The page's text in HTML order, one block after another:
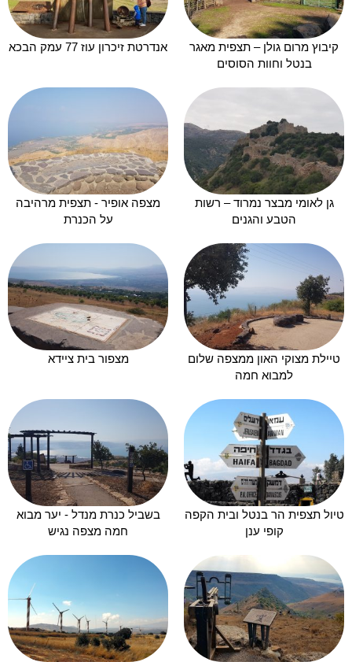
קיבוץ מרום גולן – תצפית מאגר
בנטל וחוות הסוסים
אנדרטת זיכרון עוז 77 עמק הבכא
גן לאומי מבצר נמרוד – רשות
הטבע והגנים
מצפה אופיר - תצפית מרהיבה
על הכנרת
טיילת מצוקי האון ממצפה שלום
למבוא חמה
מצפור בית ציידא
טיול תצפית הר בנטל ובית הקפה
קופי ענן
בשביל כנרת מנדל - יער מבוא
חמה מצפה נגיש